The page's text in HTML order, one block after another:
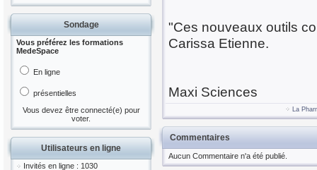
Sondage
Vous préférez les formations
MedeSpace
En ligne
présentielles
Vous devez être connecté(e) pour
voter.
Utilisateurs en ligne
Invités en ligne : 1030
"Ces nouveaux outils
Carissa Etienne.
Maxi Sciences
La
Commentaires
Aucun Commentaire n'a été publié.